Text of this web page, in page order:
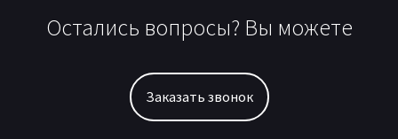
Остались вопросы? Вы можете
Заказать звонок